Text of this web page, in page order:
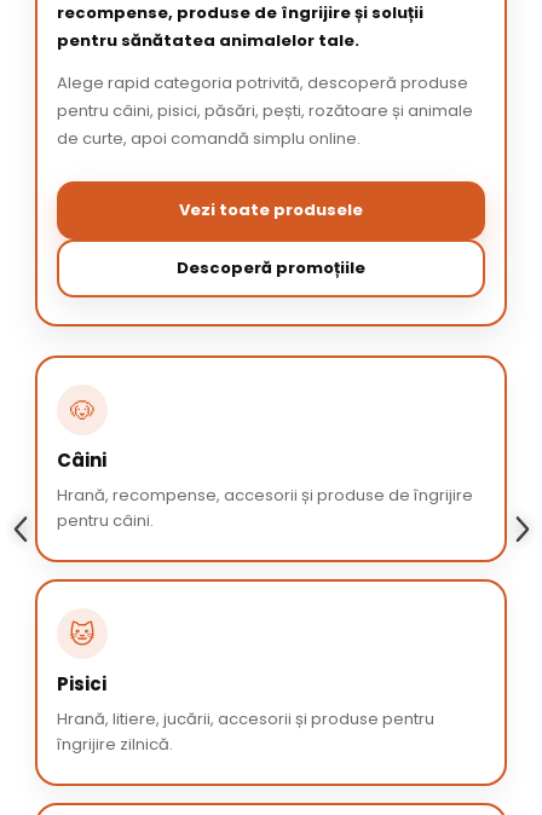
recompense, produse de îngrijire și soluții
pentru sănătatea animalelor tale.
Alege rapid categoria potrivită, descoperă produse
pentru câini, pisici, păsări, pești, rozătoare și animale
de curte, apoi comandă simplu online.
Vezi toate produsele
Descoperă promoțiile
🐶
Câini
Hrană, recompense, accesorii și produse de îngrijire
pentru câini.
🐱
Pisici
Hrană, litiere, jucării, accesorii și produse pentru
îngrijire zilnică.